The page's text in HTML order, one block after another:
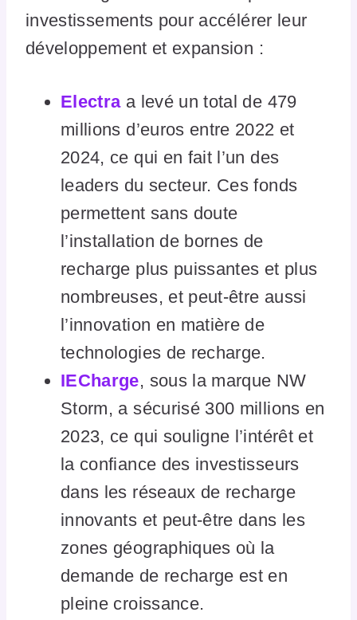
investissements pour accélérer leur
développement et expansion :
Electraa levé un total de 479
millions d’euros entre 2022 et
2024, ce qui en fait l’un des
leaders du secteur. Ces fonds
permettent sans doute
l’installation de bornes de
recharge plus puissantes et plus
nombreuses, et peut-être aussi
l’innovation en matière de
technologies de recharge.
IECharge, sous la marque NW
Storm, a sécurisé 300 millions en
2023, ce qui souligne l’intérêt et
la confiance des investisseurs
dans les réseaux de recharge
innovants et peut-être dans les
zones géographiques où la
demande de recharge est en
pleine croissance.